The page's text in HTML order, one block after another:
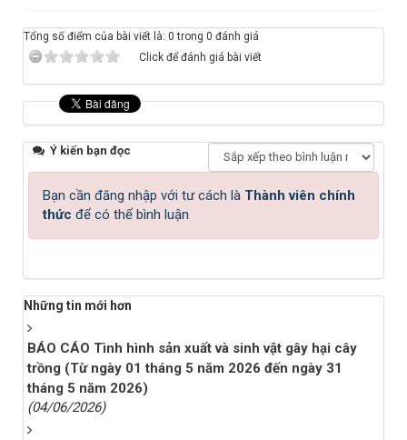
Tổng số điểm của bài viết là: 0 trong 0 đánh giá
Click để đánh giá bài viết
Ý kiến bạn đọc
Bạn cần đăng nhập với tư cách là Thành viên chính
thức để có thể bình luận
Những tin mới hơn
BÁO CÁO Tình hình sản xuất và sinh vật gây hại cây
trồng (Từ ngày 01 tháng 5 năm 2026 đến ngày 31
tháng 5 năm 2026)
(04/06/2026)